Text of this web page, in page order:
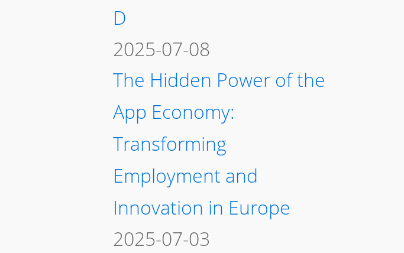
D
2025-07-08
The Hidden Power of the
App Economy:
Transforming
Employment and
Innovation in Europe
2025-07-03